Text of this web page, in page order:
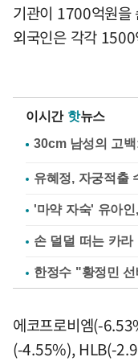
기관이 1700억원을
외국인은 각각
이시간 핫뉴스
유혜정, 자궁적출
'마약 자숙' 유아
손 덜덜 떠는 카라
한정수 "황정민
에코프로비엠(-
(-4.55%), HLB(-